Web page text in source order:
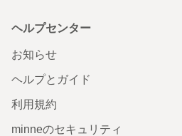
ヘルプセンター
お知らせ
ヘルプとガイド
利用規約
minneのセキュリティ